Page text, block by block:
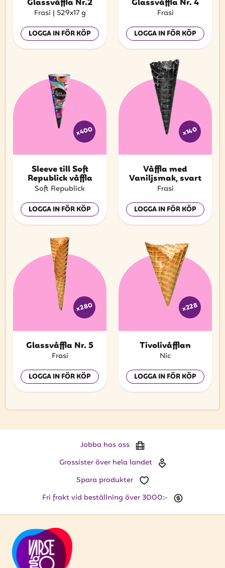
Glassvåffla Nr.2
Frasi | 529x17 g
LOGGA IN FÖR KÖP
Glassvåffla Nr. 4
Frasi
LOGGA IN FÖR KÖP
x400
Sleeve till Soft
Republick våffla
Soft Republick
LOGGA IN FÖR KÖP
x140
Våffla med
Vaniljsmak, svart
Frasi
LOGGA IN FÖR KÖP
x280
Glassvåffla Nr. 5
Frasi
LOGGA IN FÖR KÖP
x228
Tivolivåfflan
Nic
LOGGA IN FÖR KÖP
Jobba hos oss
Grossister över hela landet
Spara produkter
Fri frakt vid beställning över 3000:-